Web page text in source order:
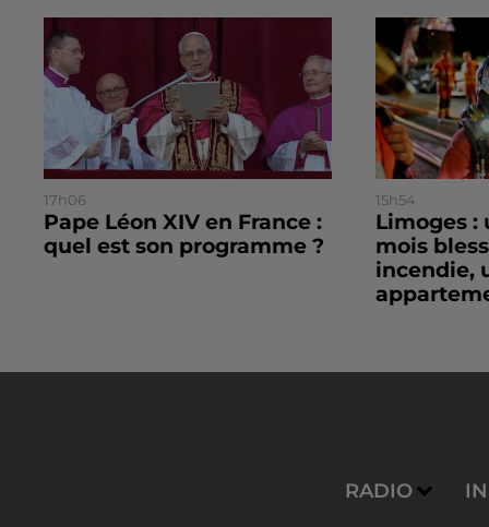
17h06
Pape Léon XIV en France :
quel est son programme ?
15h54
Limoges :
mois
incendie,
RADIO